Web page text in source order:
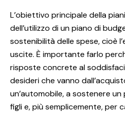
L’obiettivo principale della
dell’utilizzo di un piano di
sostenibilità delle spese, cioè
uscite. È importante farlo
risposte concrete al
desideri che vanno
un’automobile, a sostenere
figli e, più semplicemente, per